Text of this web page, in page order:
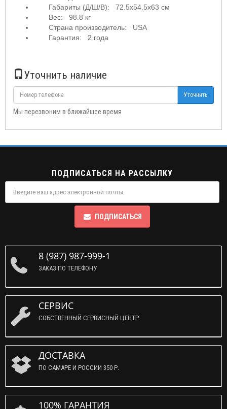
Габариты (Д/Ш/В): 72.5х54.5х63 см
Вес: 98.8 кг
Страна производитель: USA
Гарантия: 2 года
Уточнить наличие
Уточнить
Мы перезвоним в ближайшее время
ПОДПИСАТЬСЯ НА РАССЫЛКУ
ПОДПИСАТЬСЯ
8 (987) 987-999-1
ЗАКАЗ ПО ТЕЛЕФОНУ
СЕРВИС
СОБСТВЕННЫЙ СЕРВИСНЫЙ ЦЕНТР
ДОСТАВКА
ПО САМАРЕ И РОССИИ 350 Р.
100% ГАРАНТИЯ